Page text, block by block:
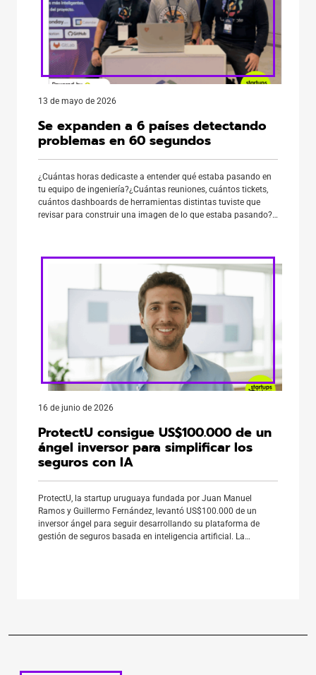
13 de mayo de 2026
Se expanden a 6 países detectando
problemas en 60 segundos
¿Cuántas horas dedicaste a entender qué estaba pasando en
tu equipo de ingeniería?¿Cuántas reuniones, cuántos tickets,
cuántos dashboards de herramientas distintas tuviste que
revisar para construir una imagen de lo que estaba pasando?
16 de junio de 2026
ProtectU consigue US$100.000 de un
ángel inversor para simplificar los
seguros con IA
ProtectU, la startup uruguaya fundada por Juan Manuel
Ramos y Guillermo Fernández, levantó US$100.000 de un
inversor ángel para seguir desarrollando su plataforma de
gestión de seguros basada en inteligencia artificial. La